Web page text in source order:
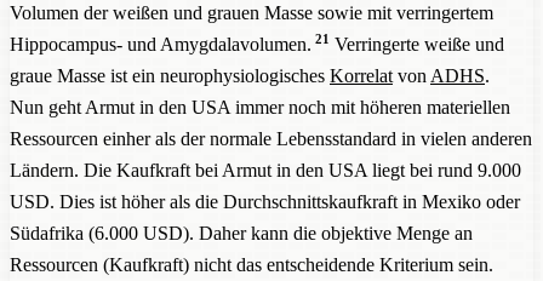
Volumen der weißen und grauen Masse sowie mit verringertem
Hippocampus- und Amygdalavolumen. 21 Verringerte weiße und
graue Masse ist ein neurophysiologisches Korrelat von ADHS.
Nun geht Armut in den USA immer noch mit höheren materiellen
Ressourcen einher als der normale Lebensstandard in vielen anderen
Ländern. Die Kaufkraft bei Armut in den USA liegt bei rund 9.000
USD. Dies ist höher als die Durchschnittskaufkraft in Mexiko oder
Südafrika (6.000 USD). Daher kann die objektive Menge an
Ressourcen (Kaufkraft) nicht das entscheidende Kriterium sein.